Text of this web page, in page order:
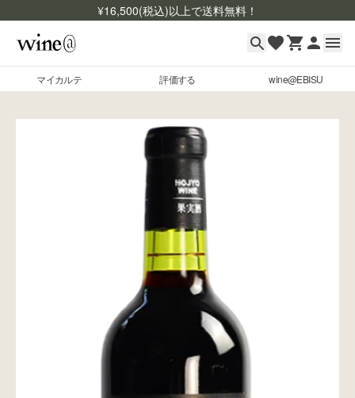
¥16,500(税込)以上で送料無料！
マイカルテ 評価する wine@EBISU
マイカルテ
wine@とは